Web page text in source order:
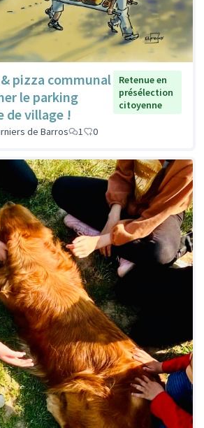
pizza communal
le parking
de village !
Retenue en
présélection
citoyenne
de Barros 1 0